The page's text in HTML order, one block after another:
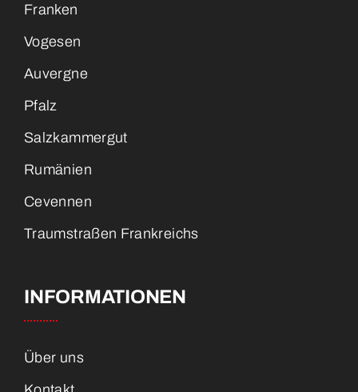
Franken
Vogesen
Auvergne
Pfalz
Salzkammergut
Rumänien
Cevennen
Traumstraßen Frankreichs
INFORMATIONEN
Über uns